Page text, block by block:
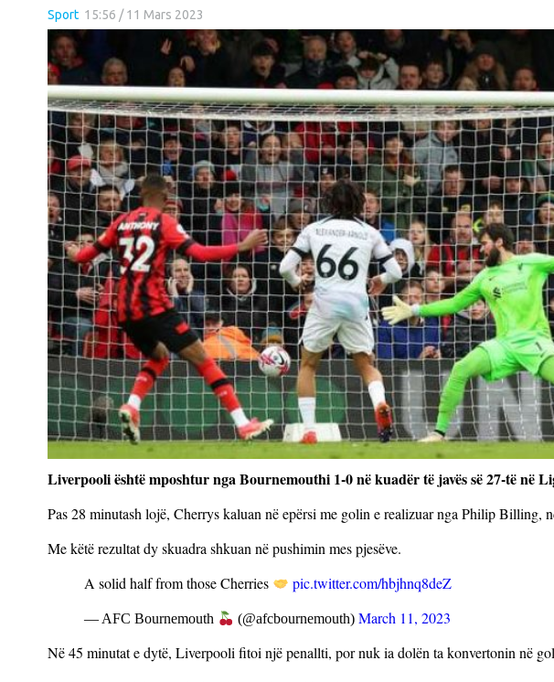
Sport 15:56 / 11 Mars 2023
Liverpooli është mposhtur nga Bournemouthi 1-0 në kuadër të javës së 27-të në
Pas 28 minutash lojë, Cherrys kaluan në epërsi me golin e realizuar nga Philip Billing,
Me këtë rezultat dy skuadra shkuan në pushimin mes pjesëve.
A solid half from those Cherries
pic.twitter.com/hbjhnq8deZ
— AFC Bournemouth (@afcbournemouth)March 11, 2023
Në 45 minutat e dytë, Liverpooli fitoi një penallti, por nuk ia dolën ta konvertonin në